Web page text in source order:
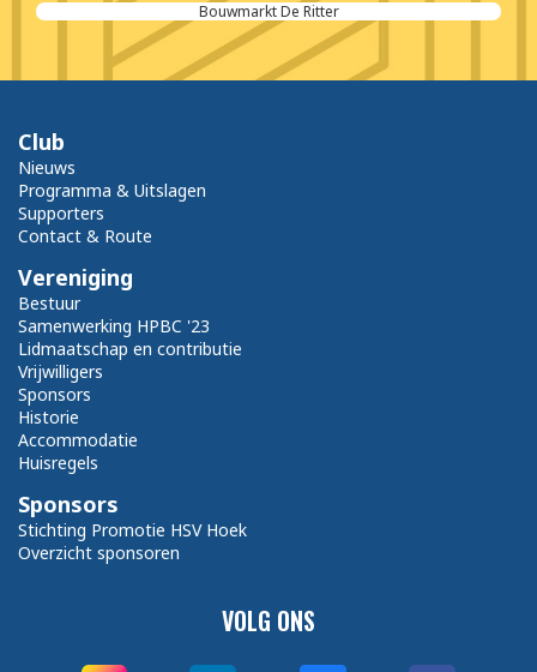
All Saftey
VOLG ONS
Club
Nieuws
Programma & Uitslagen
Supporters
Contact & Route
Vereniging
Bestuur
Samenwerking HPBC '23
Lidmaatschap en contributie
Vrijwilligers
Sponsors
Historie
Accommodatie
Huisregels
Sponsors
Stichting Promotie HSV Hoek
Overzicht sponsoren